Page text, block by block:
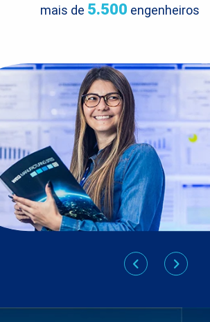
mais de 5.500 engenheiros